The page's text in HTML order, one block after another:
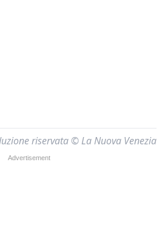
riservata © La Nuova Venezia